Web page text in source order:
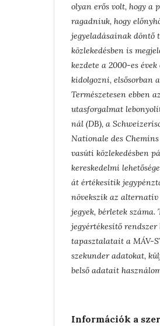
olyan erős volt, hogy a
ragadniuk, hogy
jegyeladásainak döntő
közlekedésben is
kezdete a 2000-es
kidolgozni, elsősorban
Természetesen ebben
utasforgalmat
nál (DB), a
Nationale des
vasúti közlekedésben
kereskedelmi
át értékesítik
növekszik az
jegyek, bérletek
jegyértékesítő
tapasztalatait a MÁV-
szekunder adatokat,
belső adatait
Információk a